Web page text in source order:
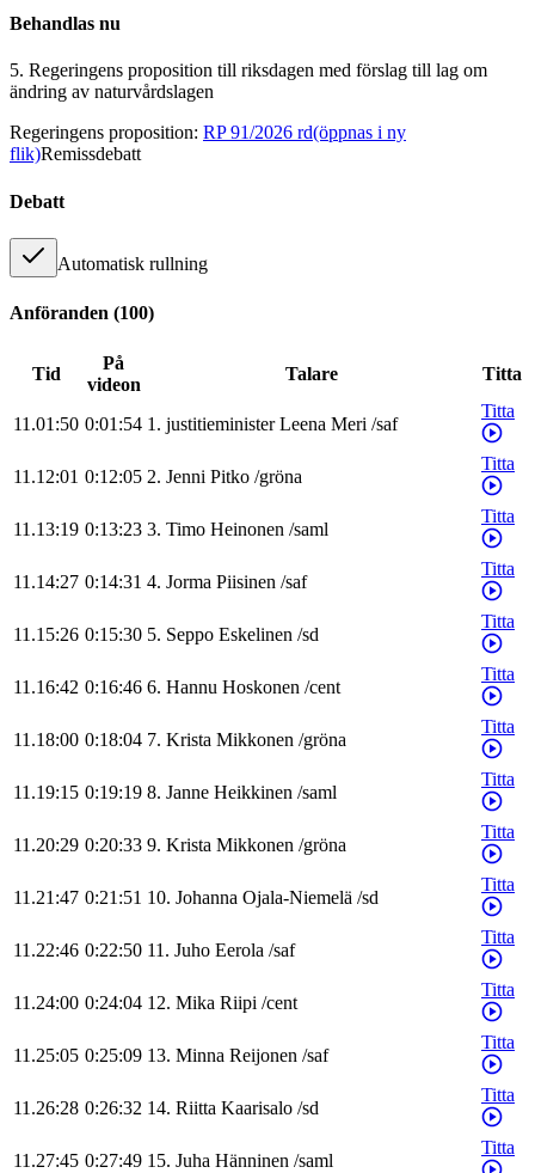
Behandlas nu
5. Regeringens proposition till riksdagen med förslag till lag om
ändring av naturvårdslagen
Regeringens proposition: RP 91/2026 rd(öppnas i ny
flik)Remissdebatt
Debatt
Automatisk rullning
Anföranden (100)
Tid
På
videon
Talare Titta
11.01:50 0:01:54 1. justitieminister Leena Meri /saf
Titta
11.12:01 0:12:05 2. Jenni Pitko /gröna
Titta
11.13:19 0:13:23 3. Timo Heinonen /saml
Titta
11.14:27 0:14:31 4. Jorma Piisinen /saf
Titta
11.15:26 0:15:30 5. Seppo Eskelinen /sd
Titta
11.16:42 0:16:46 6. Hannu Hoskonen /cent
Titta
11.18:00 0:18:04 7. Krista Mikkonen /gröna
Titta
11.19:15 0:19:19 8. Janne Heikkinen /saml
Titta
11.20:29 0:20:33 9. Krista Mikkonen /gröna
Titta
11.21:47 0:21:51 10. Johanna Ojala-Niemelä /sd
Titta
11.22:46 0:22:50 11. Juho Eerola /saf
Titta
11.24:00 0:24:04 12. Mika Riipi /cent
Titta
11.25:05 0:25:09 13. Minna Reijonen /saf
Titta
11.26:28 0:26:32 14. Riitta Kaarisalo /sd
Titta
11.27:45 0:27:49 15. Juha Hänninen /saml
Titta